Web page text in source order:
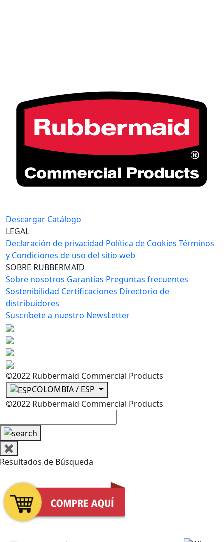
Descargar Catálogo
LEGAL
Declaración de privacidad Política de Cookies Términos
y Condiciones de uso del sitio web
SOBRE RUBBERMAID
Sobre nosotros Garantías Preguntas frecuentes
Sostenibilidad Certificaciones Directorio de
distribuidores
Suscríbete a nuestro NewsLetter
©2022 Rubbermaid Commercial Products
COLOMBIA / ESP
©2022 Rubbermaid Commercial Products
✖
Resultados de Búsqueda